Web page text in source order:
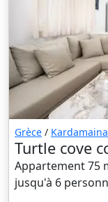
Grèce / Kardamaina
Turtle cove
Appartement 75
jusqu'à 6